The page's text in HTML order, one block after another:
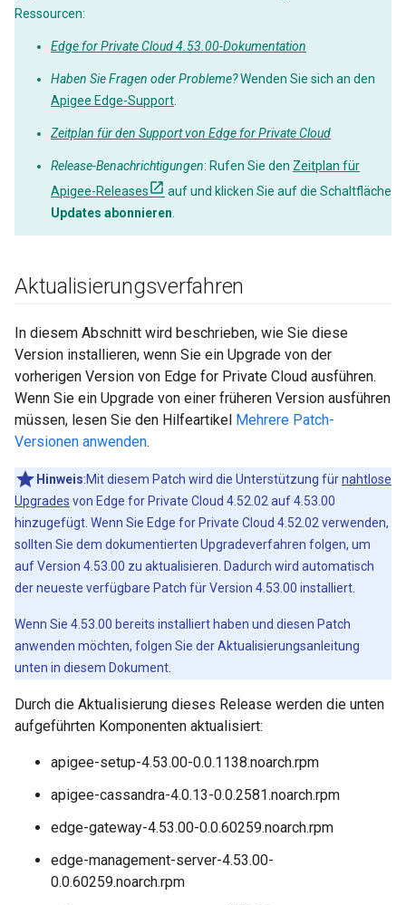
Ressourcen:
Edge for Private Cloud 4.53.00-Dokumentation
Haben Sie Fragen oder Probleme?Wenden Sie sich an den
Apigee Edge-Support
Zeitplan für den Support von Edge for Private Cloud
Release-Benachrichtigungen: Rufen Sie den Zeitplan für
Apigee-Releases
auf und klicken Sie auf die Schaltfläche
Updates abonnieren
Aktualisierungsverfahren
In diesem Abschnitt wird beschrieben, wie Sie diese
Version installieren, wenn Sie ein Upgrade von der
vorherigen Version von Edge for Private Cloud ausführen.
Wenn Sie ein Upgrade von einer früheren Version ausführen
müssen, lesen Sie den Hilfeartikel Mehrere Patch-
Versionen anwenden.
Hinweis:Mit diesem Patch wird die Unterstützung fürnahtlose
Upgrades von Edge for Private Cloud 4.52.02 auf 4.53.00
hinzugefügt. Wenn Sie Edge for Private Cloud 4.52.02 verwenden,
sollten Sie dem dokumentierten Upgradeverfahren folgen, um
auf Version 4.53.00 zu aktualisieren. Dadurch wird automatisch
der neueste verfügbare Patch für Version 4.53.00 installiert.
Wenn Sie 4.53.00 bereits installiert haben und diesen Patch
anwenden möchten, folgen Sie der Aktualisierungsanleitung
unten in diesem Dokument.
Durch die Aktualisierung dieses Release werden die unten
aufgeführten Komponenten aktualisiert:
apigee-setup-4.53.00-0.0.1138.noarch.rpm
apigee-cassandra-4.0.13-0.0.2581.noarch.rpm
edge-gateway-4.53.00-0.0.60259.noarch.rpm
edge-management-server-4.53.00-
0.0.60259.noarch.rpm